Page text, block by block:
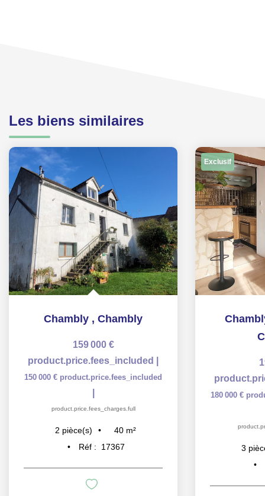
Les biens similaires
Chambly , Chambly
159 000 €
product.price.fees_included
150 000 € product.price.fees_included
product.price.fees_charges.full
2 pièce(s) 40 m²
Réf :
17367
Exclusif
180 000 €
3